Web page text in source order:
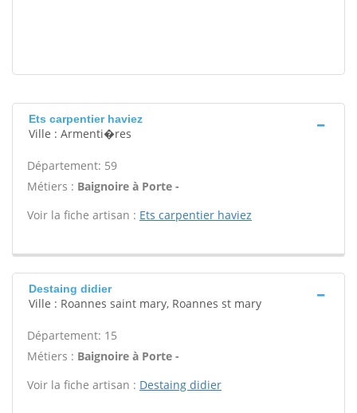
Ets carpentier haviez
Ville : Armenti�res
Département: 59
Métiers : Baignoire à Porte -
Voir la fiche artisan : Ets carpentier haviez
Destaing didier
Ville : Roannes saint mary, Roannes st mary
Département: 15
Métiers : Baignoire à Porte -
Voir la fiche artisan : Destaing didier